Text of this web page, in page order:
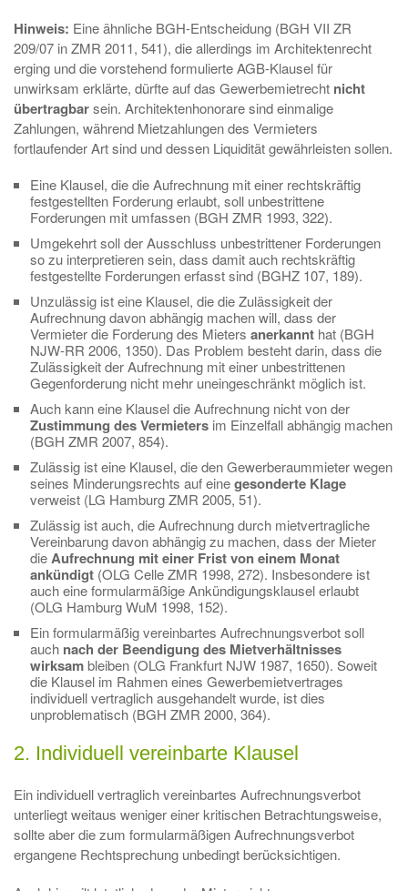
Hinweis: Eine ähnliche BGH-Entscheidung (BGH VII ZR
209/07 in ZMR 2011, 541), die allerdings im Architektenrecht
erging und die vorstehend formulierte AGB-Klausel für
unwirksam erklärte, dürfte auf das Gewerbemietrecht nicht
übertragbarsein. Architektenhonorare sind einmalige
Zahlungen, während Mietzahlungen des Vermieters
fortlaufender Art sind und dessen Liquidität gewährleisten sollen.
Eine Klausel, die die Aufrechnung mit einer rechtskräftig
festgestellten Forderung erlaubt, soll unbestrittene
Forderungen mit umfassen (BGH ZMR 1993, 322).
Umgekehrt soll der Ausschluss unbestrittener Forderungen
so zu interpretieren sein, dass damit auch rechtskräftig
festgestellte Forderungen erfasst sind (BGHZ 107, 189).
Unzulässig ist eine Klausel, die die Zulässigkeit der
Aufrechnung davon abhängig machen will, dass der
Vermieter die Forderung des Mieters anerkannt hat (BGH
NJW-RR 2006, 1350). Das Problem besteht darin, dass die
Zulässigkeit der Aufrechnung mit einer unbestrittenen
Gegenforderung nicht mehr uneingeschränkt möglich ist.
Auch kann eine Klausel die Aufrechnung nicht von der
Zustimmung des Vermieters im Einzelfall abhängig machen
(BGH ZMR 2007, 854).
Zulässig ist eine Klausel, die den Gewerberaummieter wegen
seines Minderungsrechts auf einegesonderte Klage
verweist (LG Hamburg ZMR 2005, 51).
Zulässig ist auch, die Aufrechnung durch mietvertragliche
Vereinbarung davon abhängig zu machen, dass der Mieter
dieAufrechnung mit einer Frist von einem Monat
ankündigt (OLG Celle ZMR 1998, 272). Insbesondere ist
auch eine formularmäßige Ankündigungsklausel erlaubt
(OLG Hamburg WuM 1998, 152).
Ein formularmäßig vereinbartes Aufrechnungsverbot soll
auch nach der Beendigung des Mietverhältnisses
wirksambleiben (OLG Frankfurt NJW 1987, 1650). Soweit
die Klausel im Rahmen eines Gewerbemietvertrages
individuell vertraglich ausgehandelt wurde, ist dies
unproblematisch (BGH ZMR 2000, 364).
2. Individuell vereinbarte Klausel
Ein individuell vertraglich vereinbartes Aufrechnungsverbot
unterliegt weitaus weniger einer kritischen Betrachtungsweise,
sollte aber die zum formularmäßigen Aufrechnungsverbot
ergangene Rechtsprechung unbedingt berücksichtigen.